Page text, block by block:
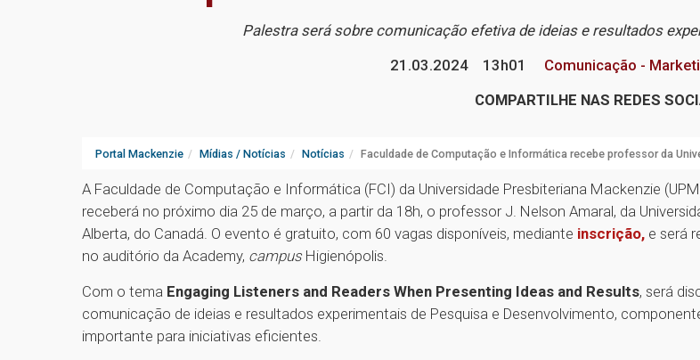
Palestra será sobre comunicação efetiva de ideias e resultados
21.03.2024
13h01
Comunicação -
COMPARTILHE NAS REDES
Portal Mackenzie Mídias / Notícias Notícias Faculdade de Computação e Informática recebe professor da
A Faculdade de Computação e Informática (FCI) da Universidade Presbiteriana Mackenzie
receberá no próximo dia 25 de março, a partir da 18h, o professor J. Nelson Amaral, da
Alberta, do Canadá. O evento é gratuito, com 60 vagas disponíveis, mediante inscrição, e será
no auditório da Academy, campus Higienópolis.
Com o tema Engaging Listeners and Readers When Presenting Ideas and Results, será
comunicação de ideias e resultados experimentais de Pesquisa e Desenvolvimento,
importante para iniciativas eficientes.